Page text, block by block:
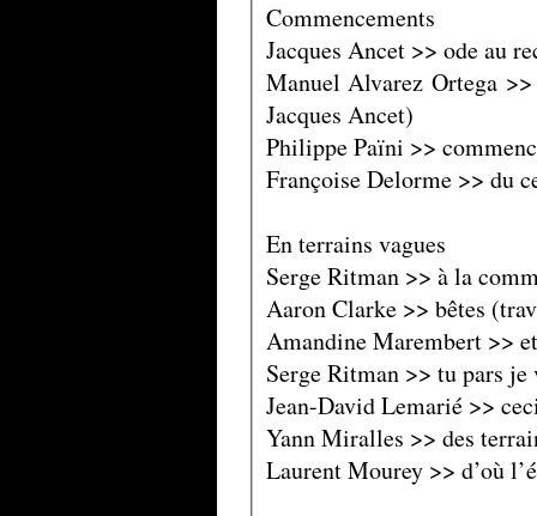
Commencements
Jacques Ancet >> ode au
Manuel Alvarez Ortega
Jacques Ancet)
Philippe Païni >>
Françoise Delorme >> du
En terrains vagues
Serge Ritman >> à la
Aaron Clarke >> bêtes
Amandine Marembert >>
Serge Ritman >> tu pars
Jean-David Lemarié >>
Yann Miralles >> des
Laurent Mourey >> d’où